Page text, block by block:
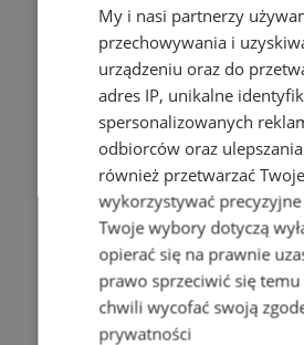
My i nasi partnerzy
przechowywania i
urządzeniu oraz do
adres IP, unikalne
spersonalizowanych
odbiorców oraz ulepszania
również przetwarzać
wykorzystywać
Twoje wybory dotyczą
opierać się na prawnie
prawo sprzeciwić się temu
chwili wycofać swoją
prywatności